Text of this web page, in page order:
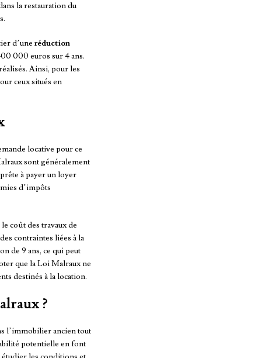
la restauration du
d’une réduction
000 euros sur 4 ans.
Ainsi, pour les
ceux situés en
locative pour ce
sont généralement
à payer un loyer
d’impôts
coût des travaux de
contraintes liées à la
de 9 ans, ce qui peut
que la Loi Malraux ne
destinés à la location.
?
l’immobilier ancien tout
potentielle en font